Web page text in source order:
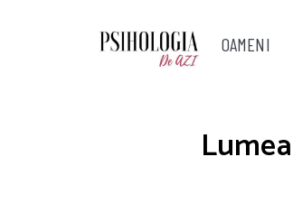
OAMENI